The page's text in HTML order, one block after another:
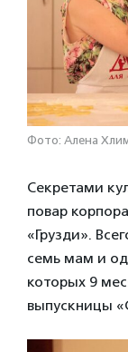
Фото: Алена
Секретами
повар
«Грузди».
семь мам и
которых 9
выпускницы